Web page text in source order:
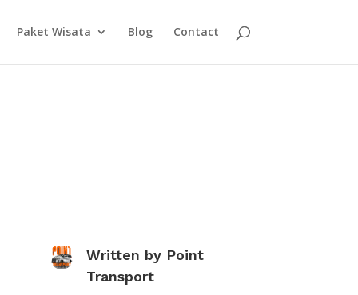
Paket Wisata Blog Contact
Written by Point
Transport